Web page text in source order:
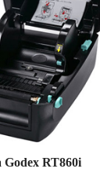
Godex RT860i